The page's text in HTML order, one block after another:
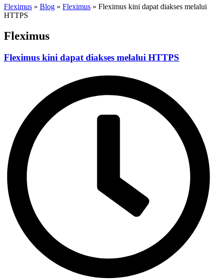
Fleximus » Blog » Fleximus » Fleximus kini dapat diakses melalui
HTTPS
Fleximus
Fleximus kini dapat diakses melalui HTTPS